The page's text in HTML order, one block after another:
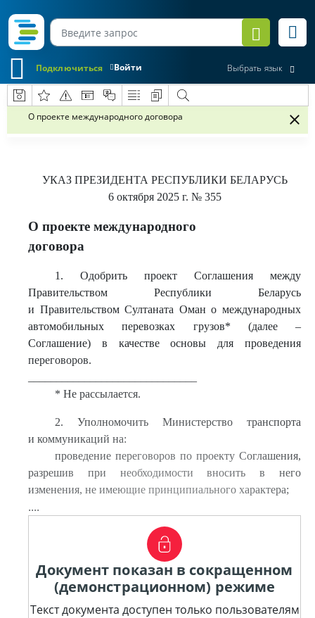
Войти
Подключиться Выбрать язык
О проекте международного договора
УКАЗ ПРЕЗИДЕНТА РЕСПУБЛИКИ БЕЛАРУСЬ
6 октября 2025 г. № 355
О проекте международного
договора
1. Одобрить проект Соглашения между
Правительством Республики Беларусь
и Правительством Султаната Оман о международных
автомобильных перевозках грузов* (далее –
Соглашение) в качестве основы для проведения
переговоров.
* Не рассылается.
2. Уполномочить Министерство транспорта
и коммуникаций на:
проведение переговоров по проекту Соглашения,
разрешив при необходимости вносить в него
изменения, не имеющие принципиального характера;
....
Документ показан в сокращенном
(демонстрационном) режиме
Текст документа доступен только пользователям